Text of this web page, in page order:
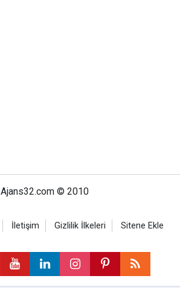
Ajans32.com © 2010
İletişim Gizlilik İlkeleri Sitene Ekle